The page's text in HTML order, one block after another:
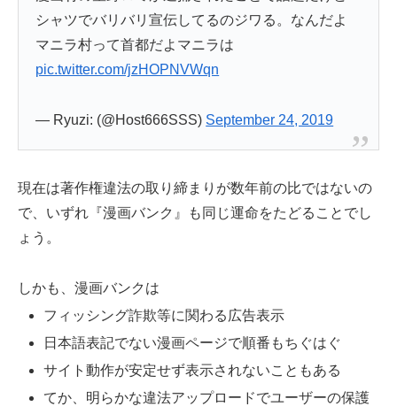
シャツでバリバリ宣伝してるのジワる。なんだよ
マニラ村って首都だよマニラは
pic.twitter.com/jzHOPNVWqn
— Ryuzi: (@Host666SSS) September 24, 2019
現在は著作権違法の取り締まりが数年前の比ではないの
で、いずれ『漫画バンク』も同じ運命をたどることでし
ょう。
しかも、漫画バンクは
フィッシング詐欺等に関わる広告表示
日本語表記でない漫画ページで順番もちぐはぐ
サイト動作が安定せず表示されないこともある
てか、明らかな違法アップロードでユーザーの保護